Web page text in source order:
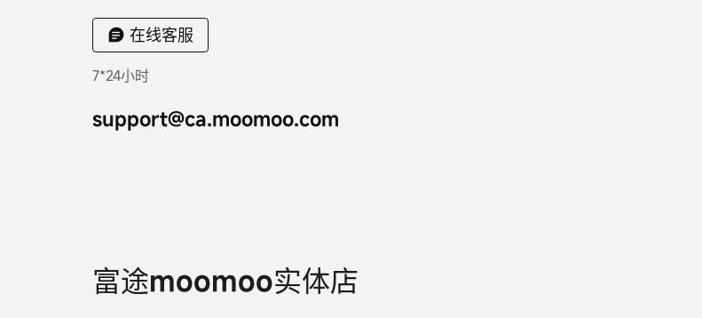
在线客服
7*24小时
support@ca.moomoo.com
富途moomoo实体店